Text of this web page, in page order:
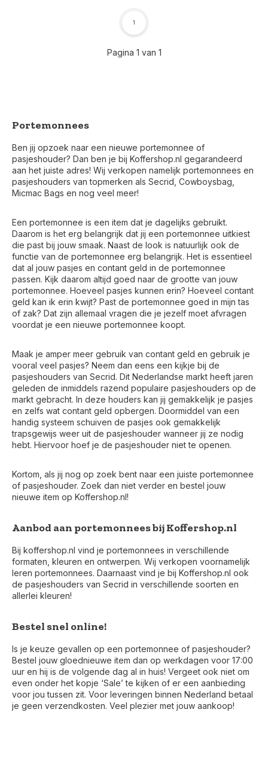
Pagina 1 van 1
1
Portemonnees
Ben jij opzoek naar een nieuwe portemonnee of
pasjeshouder? Dan ben je bij Koffershop.nl gegarandeerd
aan het juiste adres! Wij verkopen namelijk portemonnees en
pasjeshouders van topmerken als Secrid, Cowboysbag,
Micmac Bags en nog veel meer!
Een portemonnee is een item dat je dagelijks gebruikt.
Daarom is het erg belangrijk dat jij een portemonnee uitkiest
die past bij jouw smaak. Naast de look is natuurlijk ook de
functie van de portemonnee erg belangrijk. Het is essentieel
dat al jouw pasjes en contant geld in de portemonnee
passen. Kijk daarom altijd goed naar de grootte van jouw
portemonnee. Hoeveel pasjes kunnen erin? Hoeveel contant
geld kan ik erin kwijt? Past de portemonnee goed in mijn tas
of zak? Dat zijn allemaal vragen die je jezelf moet afvragen
voordat je een nieuwe portemonnee koopt.
Maak je amper meer gebruik van contant geld en gebruik je
vooral veel pasjes? Neem dan eens een kijkje bij de
pasjeshouders van Secrid. Dit Nederlandse markt heeft jaren
geleden de inmiddels razend populaire pasjeshouders op de
markt gebracht. In deze houders kan jij gemakkelijk je pasjes
en zelfs wat contant geld opbergen. Doormiddel van een
handig systeem schuiven de pasjes ook gemakkelijk
trapsgewijs weer uit de pasjeshouder wanneer jij ze nodig
hebt. Hiervoor hoef je de pasjeshouder niet te openen.
Kortom, als jij nog op zoek bent naar een juiste portemonnee
of pasjeshouder. Zoek dan niet verder en bestel jouw
nieuwe item op Koffershop.nl!
Aanbod aan portemonnees bij Koffershop.nl
Bij koffershop.nl vind je portemonnees in verschillende
formaten, kleuren en ontwerpen. Wij verkopen voornamelijk
leren portemonnees. Daarnaast vind je bij Koffershop.nl ook
de pasjeshouders van Secrid in verschillende soorten en
allerlei kleuren!
Bestel snel online!
Is je keuze gevallen op een portemonnee of pasjeshouder?
Bestel jouw gloednieuwe item dan op werkdagen voor 17:00
uur en hij is de volgende dag al in huis! Vergeet ook niet om
even onder het kopje ‘Sale’ te kijken of er een aanbieding
voor jou tussen zit. Voor leveringen binnen Nederland betaal
je geen verzendkosten. Veel plezier met jouw aankoop!